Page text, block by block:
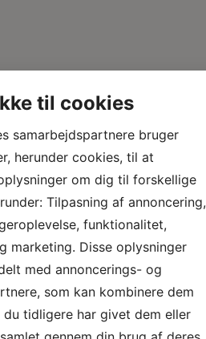
til cookies
samarbejdspartnere bruger
herunder cookies, til at
om dig til forskellige
Tilpasning af annoncering,
funktionalitet,
marketing. Disse oplysninger
med annoncerings- og
som kan kombinere dem
du tidligere har givet dem eller